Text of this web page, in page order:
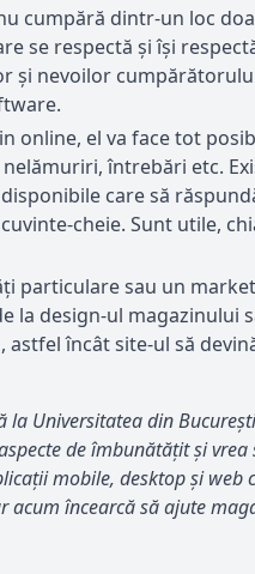
cumpără dintr-un loc
se respectă și își
nevoilor
online, el va face tot
întrebări etc.
care să
cheie. Sunt utile,
particulare sau un
la design-ul magazinului
încât site-ul să
Universitatea din
de îmbunătățit și vrea
mobile, desktop și web
acum încearcă să ajute